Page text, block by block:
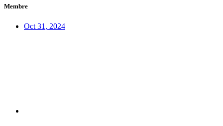
Membre
Oct 31, 2024